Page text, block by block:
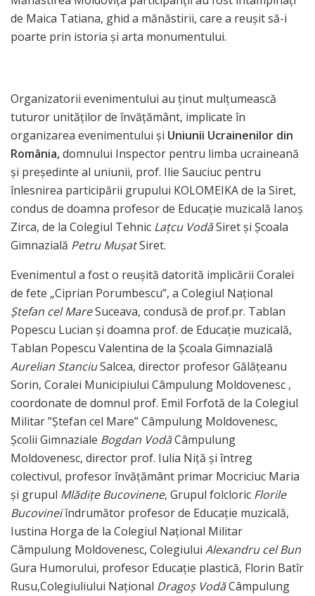
de Maica Tatiana, ghid a mănăstirii, care a reușit să-i
poarte prin istoria și arta monumentului.
Organizatorii evenimentului au ținut mulțumească
tuturor unităților de învățământ, implicate în
organizarea evenimentului și Uniunii Ucrainenilor din
România,domnului Inspector pentru limba ucraineană
și președinte al uniunii, prof. Ilie Sauciuc pentru
înlesnirea participării grupului KOLOMEIKA de la Siret,
condus de doamna profesor de Educație muzicală Ianoș
Zirca, de la Colegiul Tehnic Lațcu VodăSiret și Școala
Gimnazială Petru MușatSiret.
Evenimentul a fost o reușită datorită implicării Coralei
de fete „Ciprian Porumbescu”, a Colegiul Național
Ștefan cel MareSuceava, condusă de prof.pr. Tablan
Popescu Lucian și doamna prof. de Educație muzicală,
Tablan Popescu Valentina de la Școala Gimnazială
Aurelian StanciuSalcea, director profesor Gălățeanu
Sorin, Coralei Municipiului Câmpulung Moldovenesc ,
coordonate de domnul prof. Emil Forfotă de la Colegiul
Militar ”Ștefan cel Mare” Câmpulung Moldovenesc,
Școlii Gimnaziale Bogdan VodăCâmpulung
Moldovenesc, director prof. Iulia Niță și întreg
colectivul, profesor învățământ primar Mocriciuc Maria
și grupul Mlădițe Bucovinene, Grupul folcloric Florile
Bucovineiîndrumător profesor de Educație muzicală,
Iustina Horga de la Colegiul Național Militar
Câmpulung Moldovenesc, Colegiului Alexandru cel Bun
Gura Humorului, profesor Educație plastică, Florin Batîr
Rusu,Colegiuliului Național Dragoș VodăCâmpulung